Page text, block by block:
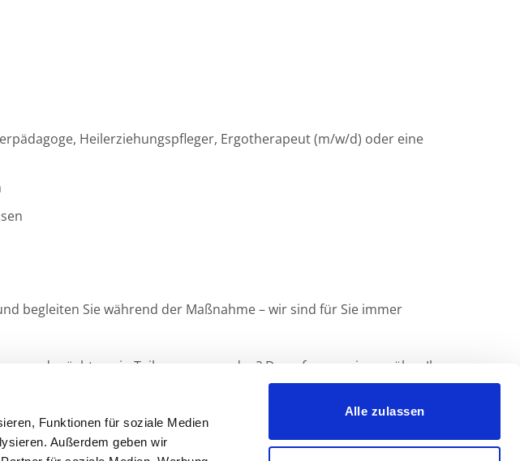
Funktionen für soziale Medien
Außerdem geben wir
Alle zulassen
Heilerziehungspfleger, Ergotherapeut (m/w/d) oder eine
begleiten Sie während der Maßnahme – wir sind für Sie immer
und möchten ein Teil von uns werden? Dann freuen wir uns über Ihre